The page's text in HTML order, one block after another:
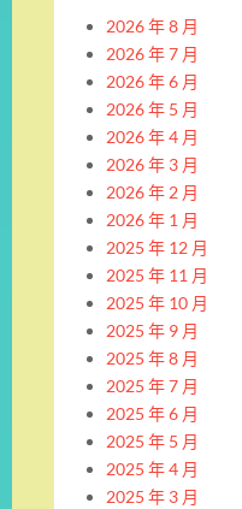
2026 年 8 月
2026 年 7 月
2026 年 6 月
2026 年 5 月
2026 年 4 月
2026 年 3 月
2026 年 2 月
2026 年 1 月
2025 年 12 月
2025 年 11 月
2025 年 10 月
2025 年 9 月
2025 年 8 月
2025 年 7 月
2025 年 6 月
2025 年 5 月
2025 年 4 月
2025 年 3 月